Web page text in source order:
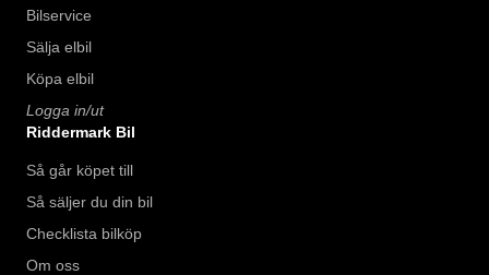
Bilservice
Sälja elbil
Köpa elbil
Logga in/ut
Riddermark Bil
Så går köpet till
Så säljer du din bil
Checklista bilköp
Om oss